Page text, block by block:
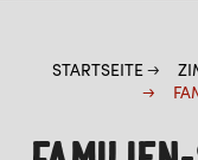
STARTSEITE